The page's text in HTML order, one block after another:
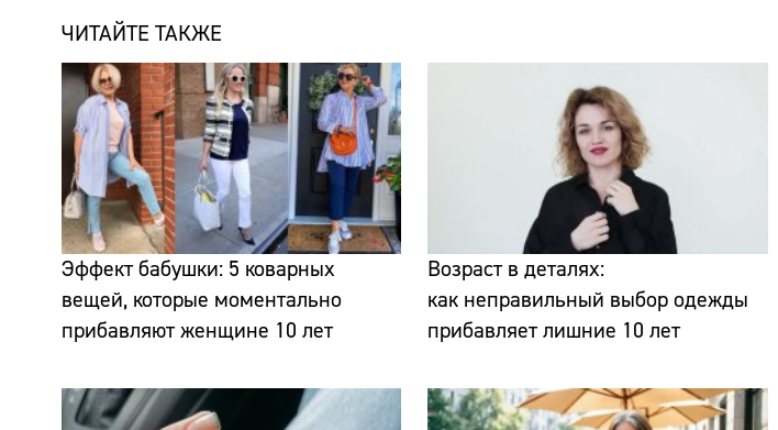
ЧИТАЙТЕ ТАКЖЕ
Эффект бабушки: 5 коварных
вещей, которые моментально
прибавляют женщине 10 лет
Возраст в деталях:
как неправильный выбор одежды
прибавляет лишние 10 лет
Адрес:
Телефон: